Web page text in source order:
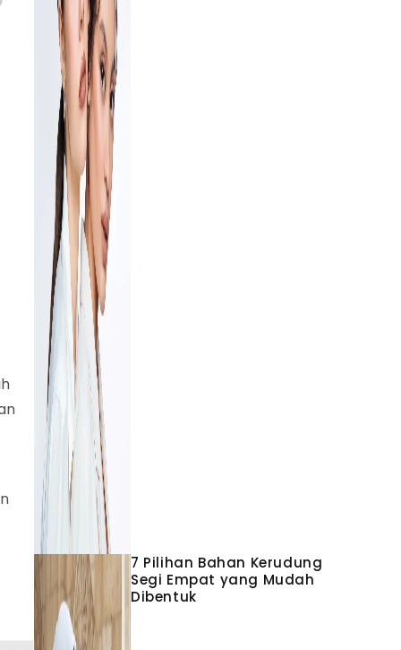
7 Pilihan Bahan Kerudung
Segi Empat yang Mudah
Dibentuk